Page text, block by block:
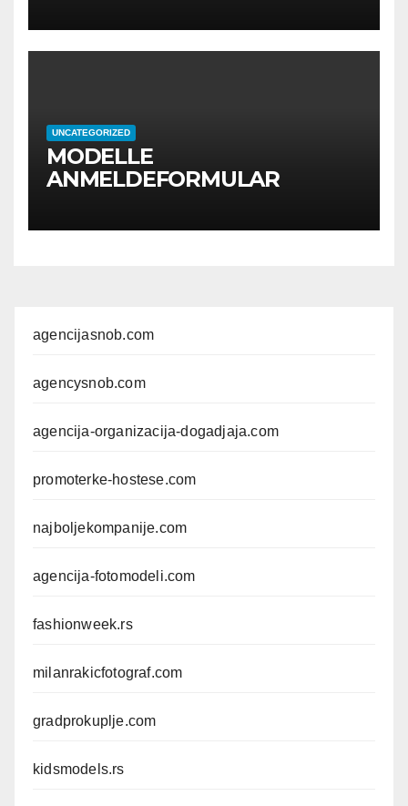
UNCATEGORIZED
MODELLE
ANMELDEFORMULAR
agencijasnob.com
agencysnob.com
agencija-organizacija-dogadjaja.com
promoterke-hostese.com
najboljekompanije.com
agencija-fotomodeli.com
fashionweek.rs
milanrakicfotograf.com
gradprokuplje.com
kidsmodels.rs